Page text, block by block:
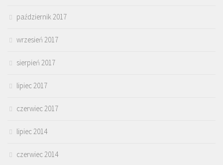
październik 2017
wrzesień 2017
sierpień 2017
lipiec 2017
czerwiec 2017
lipiec 2014
czerwiec 2014